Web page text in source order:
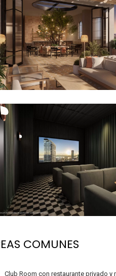
COMUNES
Club Room con restaurante privado y